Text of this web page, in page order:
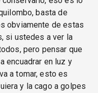
basta de
obviamente de estas
si ustedes a ver la
pero pensar que
encuadrar en luz y
a tomar, esto es
y la cago a golpes